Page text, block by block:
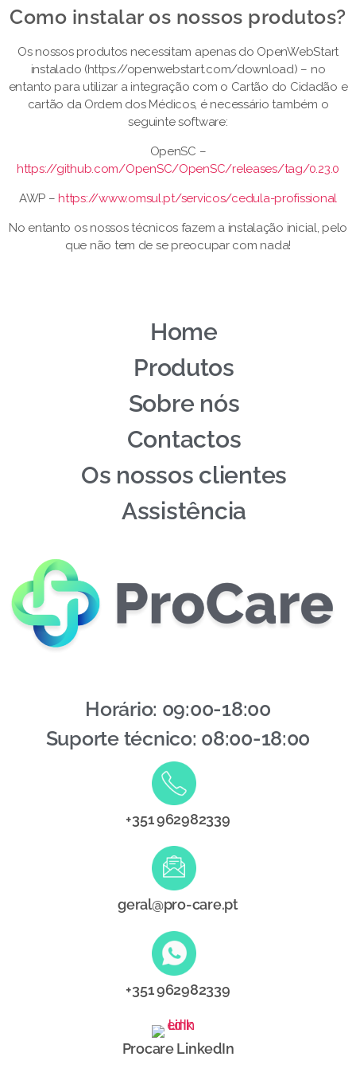
Como instalar os nossos produtos?​
Os nossos produtos necessitam apenas do OpenWebStart
instalado (https://openwebstart.com/download) – no
entanto para utilizar a integração com o Cartão do Cidadão e
cartão da Ordem dos Médicos, é necessário também o
seguinte software:
OpenSC –
https://github.com/OpenSC/OpenSC/releases/tag/0.23.0
AWP –https://www.omsul.pt/servicos/cedula-profissional
No entanto os nossos técnicos fazem a instalação inicial, pelo
que não tem de se preocupar com nada!
Home
Produtos
Sobre nós
Contactos
Os nossos clientes
Assistência
Horário: 09:00-18:00
Suporte técnico: 08:00-18:00
+351 962982339
geral@pro-care.pt
+351 962982339
Procare LinkedIn